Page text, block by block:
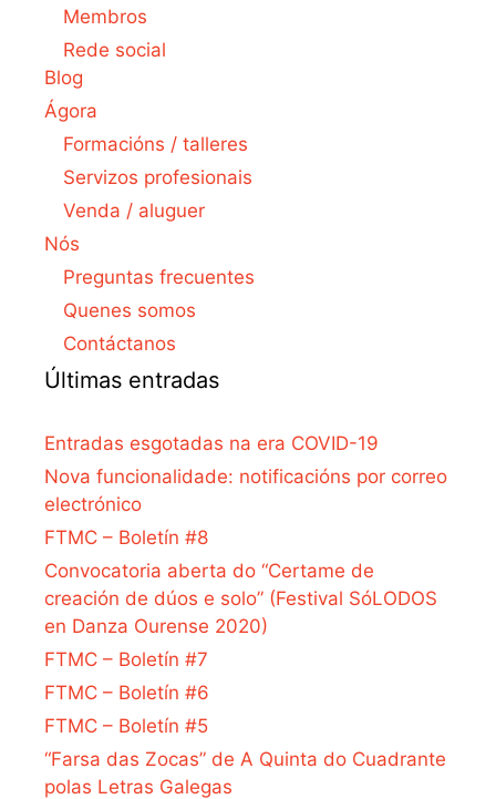
Membros
Rede social
Blog
Ágora
Formacións / talleres
Servizos profesionais
Venda / aluguer
Nós
Preguntas frecuentes
Quenes somos
Contáctanos
Últimas entradas
Entradas esgotadas na era COVID-19
Nova funcionalidade: notificacións por correo
electrónico
FTMC – Boletín #8
Convocatoria aberta do “Certame de
creación de dúos e solo” (Festival SóLODOS
en Danza Ourense 2020)
FTMC – Boletín #7
FTMC – Boletín #6
FTMC – Boletín #5
“Farsa das Zocas” de A Quinta do Cuadrante
polas Letras Galegas